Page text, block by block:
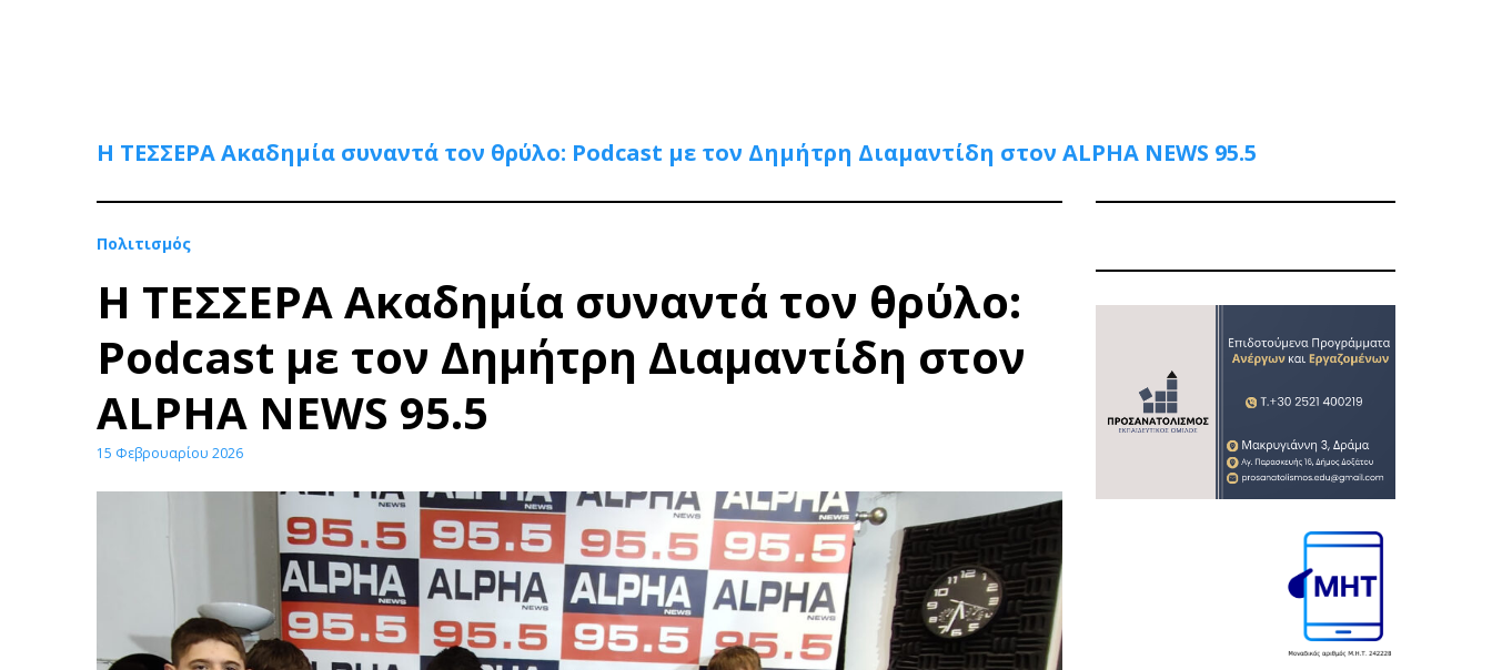
Η ΤΕΣΣΕΡΑ Ακαδημία συναντά τον θρύλο: Podcast με τον Δημήτρη Διαμαντίδη στον ALPHA NEWS 95.5
Πολιτισμός
Η ΤΕΣΣΕΡΑ Ακαδημία συναντά τον θρύλο:
Podcast με τον Δημήτρη Διαμαντίδη στον
ALPHA NEWS 95.5
15 Φεβρουαρίου 2026